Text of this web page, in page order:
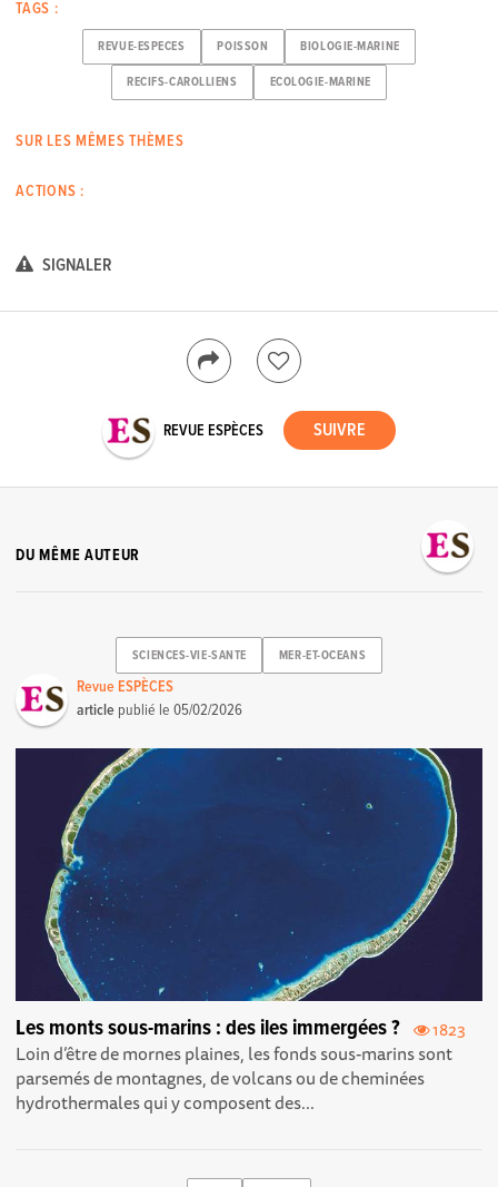
TAGS :
REVUE-ESPECES POISSON BIOLOGIE-MARINE
RECIFS-CAROLLIENS ECOLOGIE-MARINE
SUR LES MÊMES THÈMES
ACTIONS :
SIGNALER
REVUE ESPÈCES
DU MÊME AUTEUR
SCIENCES-VIE-SANTE MER-ET-OCEANS
Revue ESPÈCES
article publié le05/02/2026
1823
Les monts sous-marins : des iles immergées ?
Loin d’être de mornes plaines, les fonds sous-marins sont
parsemés de montagnes, de volcans ou de cheminées
hydrothermales qui y composent des...